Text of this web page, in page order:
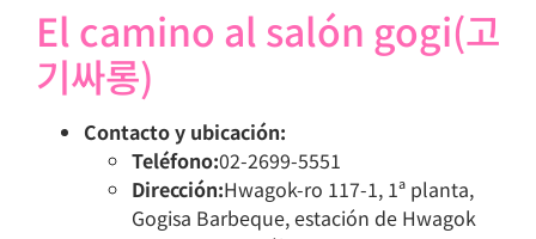
El camino al salón gogi(고
기싸롱)
Contacto y ubicación:
Teléfono:02-2699-5551
Dirección:Hwagok-ro 117-1, 1ª planta,
Gogisa Barbeque, estación de Hwagok